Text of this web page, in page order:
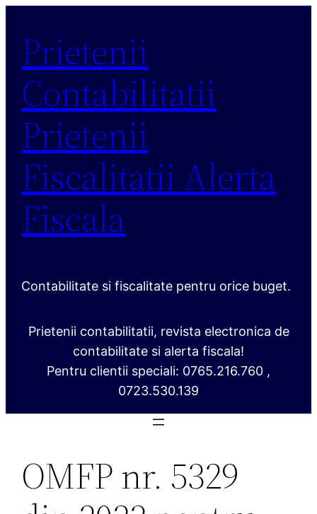
conținut
Prietenii
Contabilitatii
Prietenii
Fiscalitatii Alerta
Fiscala
Contabilitate si fiscalitate pentru orice buget.
Prietenii contabilitatii, revista electronica de
contabilitate si alerta fiscala!
Pentru clientii speciali: 0765.216.760 ,
0723.530.139
OMFP nr. 5329